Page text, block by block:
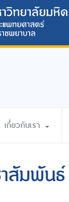
เกี่ยวกับเรา
าสัมพันธ์